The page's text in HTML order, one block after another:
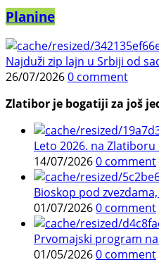
Planine
Najduži zip lajn u Srbiji od
26/07/20260 comment
Zlatibor je bogatiji za još
Leto 2026. na
14/07/20260 comment
Bioskop pod
01/07/20260 comment
Prvomajski program
01/05/20260 comment